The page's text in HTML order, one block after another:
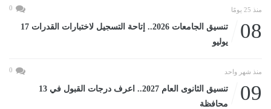
منذ 25 يومًا 0
08
تنسيق الجامعات 2026.. إتاحة التسجيل لاختبارات القدرات 17
يوليو
منذ شهر واحد 0
09
تنسيق الثانوى العام 2027.. اعرف درجات القبول في 13
محافظة